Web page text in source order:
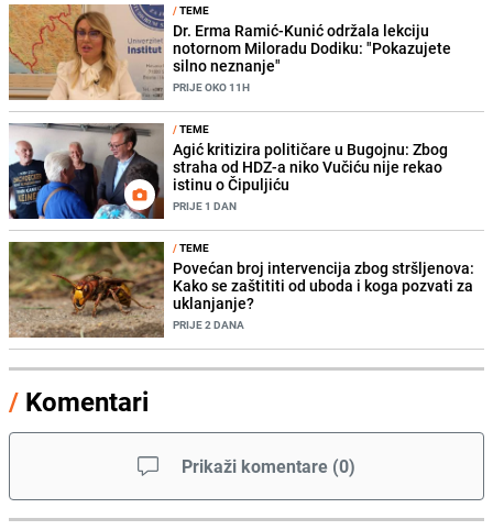
/TEME
Dr. Erma Ramić-Kunić održala lekciju
notornom Miloradu Dodiku: "Pokazujete
silno neznanje"
PRIJE OKO 11H
/TEME
Agić kritizira političare u Bugojnu: Zbog
straha od HDZ-a niko Vučiću nije rekao
istinu o Čipuljiću
PRIJE 1 DAN
/TEME
Povećan broj intervencija zbog stršljenova:
Kako se zaštititi od uboda i koga pozvati za
uklanjanje?
PRIJE 2 DANA
/ Komentari
Prikaži komentare (0)